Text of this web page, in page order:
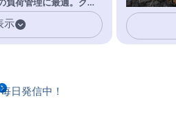
負荷管理に最適。クラ
本気で鍛えるギア。
示
日発信中！